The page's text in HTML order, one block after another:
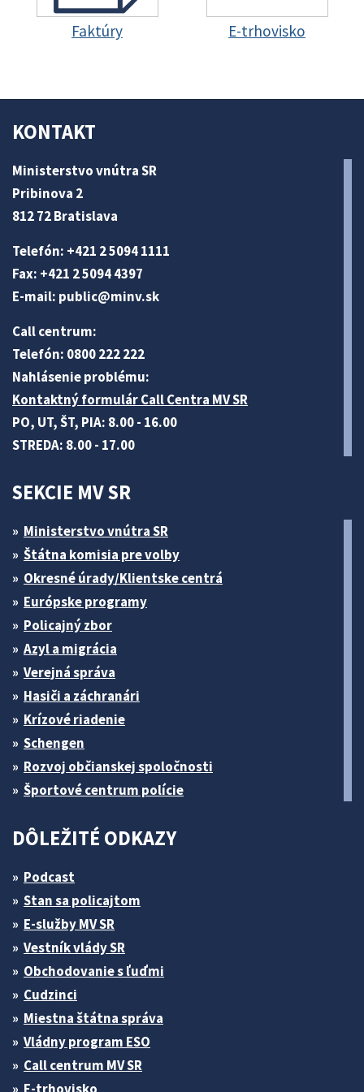
Faktúry E-trhovisko
KONTAKT
Ministerstvo vnútra SR
Pribinova 2
812 72 Bratislava
Telefón: +421 2 5094 1111
Fax: +421 2 5094 4397
E-mail: public@minv.sk
Call centrum:
Telefón: 0800 222 222
Nahlásenie problému:
Kontaktný formulár Call Centra MV SR
PO, UT, ŠT, PIA: 8.00 - 16.00
STREDA: 8.00 - 17.00
SEKCIE MV SR
Ministerstvo vnútra SR
Štátna komisia pre volby
Okresné úrady/Klientske centrá
Európske programy
Policajný zbor
Azyl a migrácia
Verejná správa
Hasiči a záchranári
Krízové riadenie
Schengen
Rozvoj občianskej spoločnosti
Športové centrum polície
DÔLEŽITÉ ODKAZY
Podcast
Stan sa policajtom
E-služby MV SR
Vestník vlády SR
Obchodovanie s ľuďmi
Cudzinci
Miestna štátna správa
Vládny program ESO
Call centrum MV SR